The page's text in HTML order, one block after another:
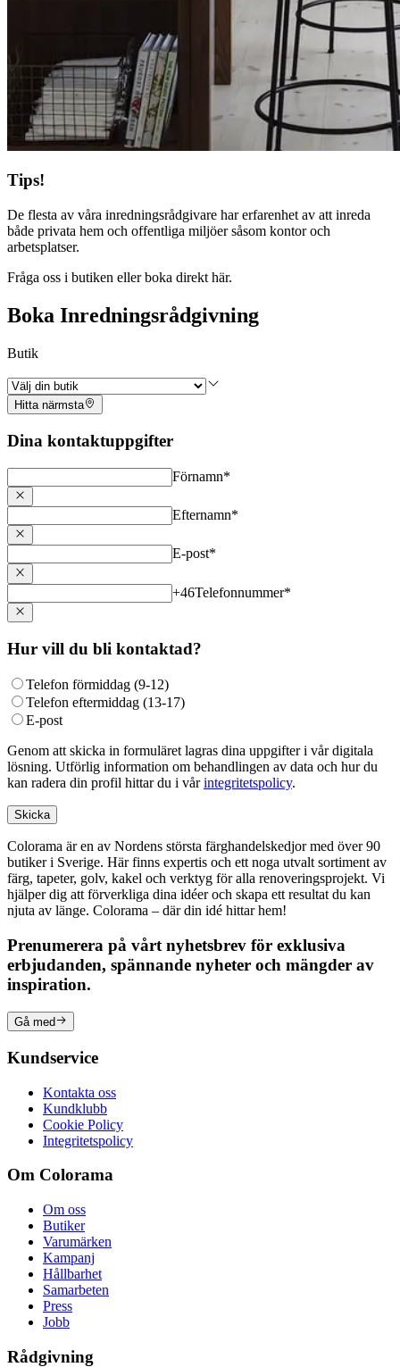
Tips!
De flesta av våra inredningsrådgivare har erfarenhet av att inreda
både privata hem och offentliga miljöer såsom kontor och
arbetsplatser.
Fråga oss i butiken eller boka direkt här.
Boka Inredningsrådgivning
Butik
Hitta närmsta
Dina kontaktuppgifter
Förnamn*
Efternamn*
E-post*
+46Telefonnummer*
Hur vill du bli kontaktad?
Telefon förmiddag (9-12)
Telefon eftermiddag (13-17)
E-post
Genom att skicka in formuläret lagras dina uppgifter i vår digitala
lösning. Utförlig information om behandlingen av data och hur du
kan radera din profil hittar du i vårintegritetspolicy.
Skicka
Colorama är en av Nordens största färghandelskedjor med över 90
butiker i Sverige. Här finns expertis och ett noga utvalt sortiment av
färg, tapeter, golv, kakel och verktyg för alla renoveringsprojekt. Vi
hjälper dig att förverkliga dina idéer och skapa ett resultat du kan
njuta av länge. Colorama – där din idé hittar hem!
Prenumerera på vårt nyhetsbrev för exklusiva
erbjudanden, spännande nyheter och mängder av
inspiration.
Gå med
Kundservice
Kontakta oss
Kundklubb
Cookie Policy
Integritetspolicy
Om Colorama
Om oss
Butiker
Varumärken
Kampanj
Hållbarhet
Samarbeten
Press
Jobb
Rådgivning